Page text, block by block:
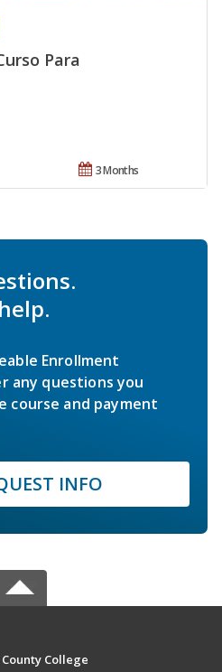
Para
3 Months
Enrollment
any questions you
course and payment
INFO
College